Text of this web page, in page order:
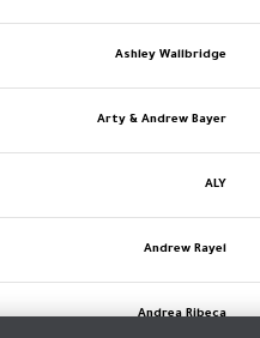
Ashley Wallbridge
Arty & Andrew Bayer
ALY
Andrew Rayel
Andrea Ribeca